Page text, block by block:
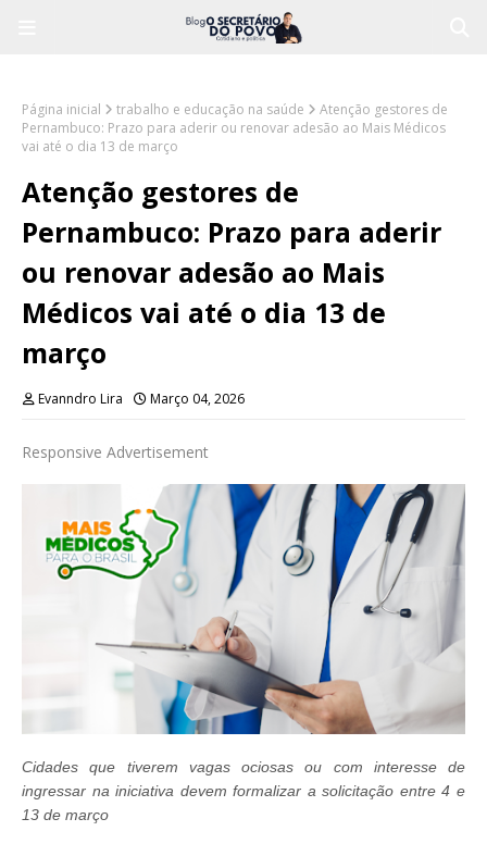
Página inicial trabalho e educação na saúde
Atenção gestores de
Pernambuco: Prazo para aderir ou renovar adesão ao Mais Médicos
vai até o dia 13 de março
Atenção gestores de
Pernambuco: Prazo para aderir
ou renovar adesão ao Mais
Médicos vai até o dia 13 de
março
Evanndro Lira Março 04, 2026
Responsive Advertisement
Cidades que tiverem vagas ociosas ou com interesse de
ingressar na iniciativa devem formalizar a solicitação entre 4 e
13 de março